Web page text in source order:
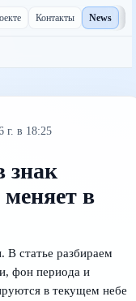
Контакты News
г. в 18:25
знак
в
В статье разбираем
фон периода и
в текущем небе